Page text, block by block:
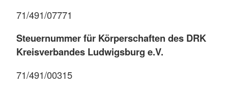
71/491/07771
Steuernummer für Körperschaften des DRK
Kreisverbandes Ludwigsburg e.V.
71/491/00315